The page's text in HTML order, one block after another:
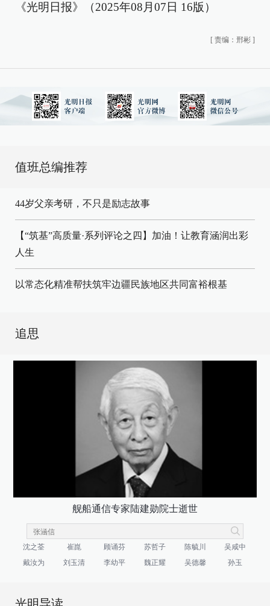
《光明日报》（2025年08月07日 16版）
[ 责编：邢彬 ]
值班总编推荐
44岁父亲考研，不只是励志故事
【“筑基”高质量·系列评论之四】加油！让教育涵润出彩
人生
以常态化精准帮扶筑牢边疆民族地区共同富裕根基
追思
舰船通信专家陆建勋院士逝世
沈之荃 崔崑 顾诵芬 苏哲子 陈毓川
吴咸中
戴汝为
刘玉清 李幼平 魏正耀 吴德馨 孙玉
光明导读